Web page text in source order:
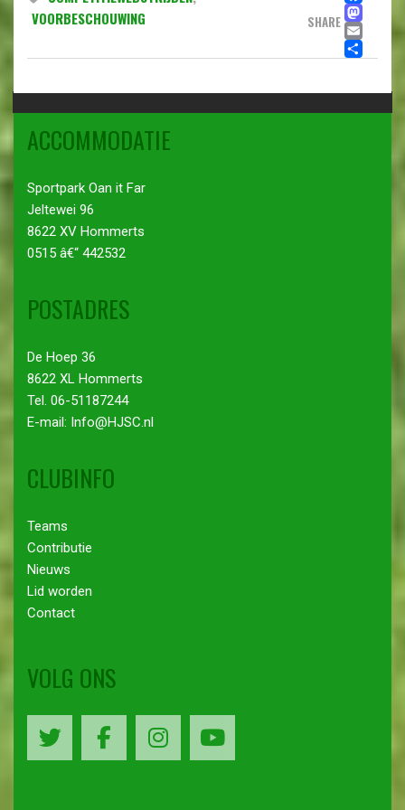
VOORBESCHOUWING
SHARE
ACCOMMODATIE
Sportpark Oan it Far
Jeltewei 96
8622 XV Hommerts
0515 â€“ 442532
POSTADRES
De Hoep 36
8622 XL Hommerts
Tel. 06-51187244
E-mail: Info@HJSC.nl
CLUBINFO
Teams
Contributie
Nieuws
Lid worden
Contact
VOLG ONS